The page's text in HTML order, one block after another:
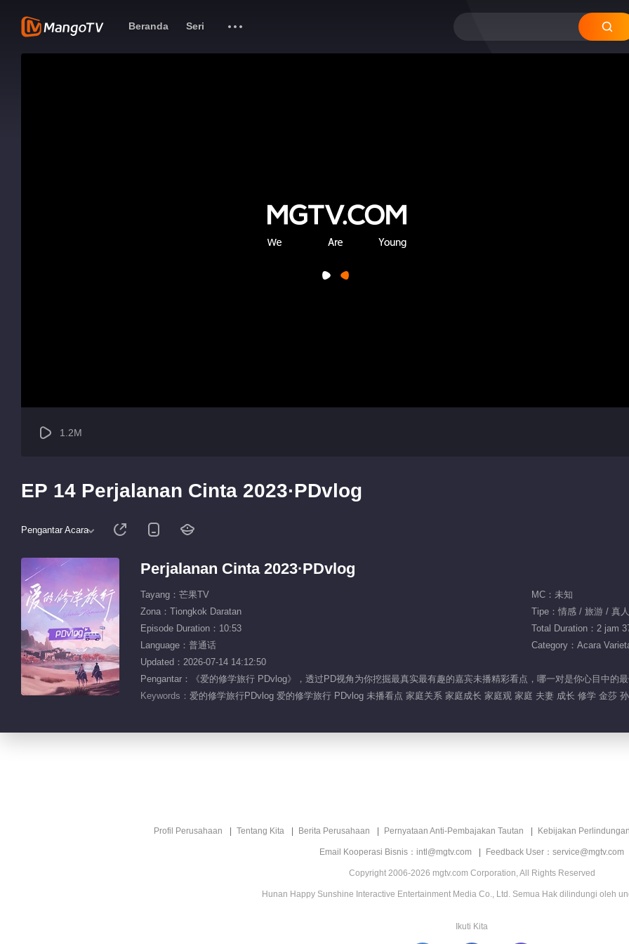
Beranda Seri
1.2M
EP 14 Perjalanan Cinta 2023·PDvlog
Pengantar Acara
Perjalanan Cinta 2023·PDvlog
Tayang：芒果TV
MC：未知
Zona：Tiongkok Daratan
Tipe：情感 / 旅游 / 真
Episode Duration：10:53
Total Duration：2 jam
Language：普通话
Category：Acara
Updated：2026-07-14 14:12:50
Pengantar：《爱的修学旅行 PDvlog》，透过PD视角为你挖掘最真实最有趣的嘉宾未播精彩看点，哪一对是你心目中的
Keywords： 爱的修学旅行PDvlog 爱的修学旅行 PDvlog 未播看点 家庭关系 家庭成长 家庭观 家庭 夫妻 成长 修学 金莎
Profil Perusahaan Tentang Kita Berita Perusahaan Pernyataan Anti-Pembajakan Tautan Kebijakan
Email Kooperasi Bisnis：intl@mgtv.com Feedback User：service@mgtv.com
Copyright 2006-2026 mgtv.com Corporation, All Rights Reserved
Hunan Happy Sunshine Interactive Entertainment Media Co., Ltd. Semua Hak dilindungi oleh
Ikuti Kita